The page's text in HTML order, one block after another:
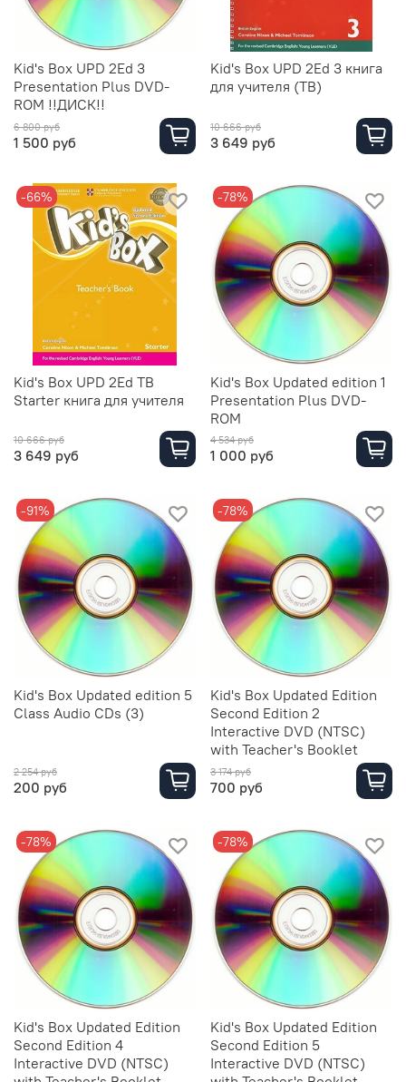
Kid's Box UPD 2Ed 3
Presentation Plus DVD-
ROM !!ДИСК!!
6 800 руб
1 500 руб
Kid's Box UPD 2Ed 3 книга
для учителя (TB)
10 666 руб
3 649 руб
-66%
Kid's Box UPD 2Ed TB
Starter книга для учителя
10 666 руб
3 649 руб
-78%
Kid's Box Updated edition 1
Presentation Plus DVD-
ROM
4 534 руб
1 000 руб
-91%
Kid's Box Updated edition 5
Class Audio CDs (3)
2 254 руб
200 руб
-78%
Kid's Box Updated Edition
Second Edition 2
Interactive DVD (NTSC)
with Teacher's Booklet
3 174 руб
700 руб
-78%
Kid's Box Updated Edition
Second Edition 4
Interactive DVD (NTSC)
-78%
Kid's Box Updated Edition
Second Edition 5
Interactive DVD (NTSC)